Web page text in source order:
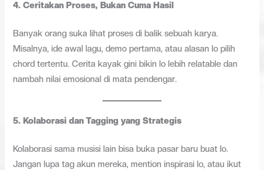
4.Ceritakan Proses, Bukan Cuma Hasil
Banyak orang suka lihat proses di balik sebuah karya.
Misalnya, ide awal lagu, demo pertama, atau alasan lo pilih
chord tertentu. Cerita kayak gini bikin lo lebih relatable dan
nambah nilai emosional di mata pendengar.
5.Kolaborasi dan Tagging yang Strategis
Kolaborasi sama musisi lain bisa buka pasar baru buat lo.
Jangan lupa tag akun mereka, mention inspirasi lo, atau ikut